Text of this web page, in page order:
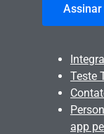
Teste
app